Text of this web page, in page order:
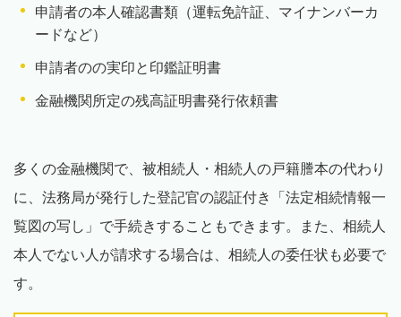
申請者の本人確認書類（運転免許証、マイナンバーカ
ードなど）
申請者のの実印と印鑑証明書
金融機関所定の残高証明書発行依頼書
多くの金融機関で、被相続人・相続人の戸籍謄本の代わり
に、法務局が発行した登記官の認証付き「法定相続情報一
覧図の写し」で手続きすることもできます。また、相続人
本人でない人が請求する場合は、相続人の委任状も必要で
す。